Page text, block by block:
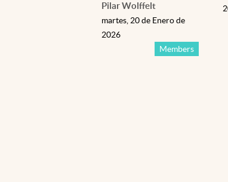
Pilar Wolffelt
Members
martes, 20 de Enero de
2026